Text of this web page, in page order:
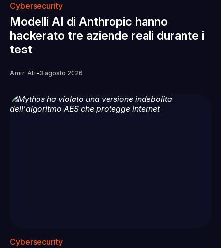
Cybersecurity
Modelli AI di Anthropic hanno
hackerato tre aziende reali durante i
test
Amir Ati -3 agosto 2026
Cybersecurity